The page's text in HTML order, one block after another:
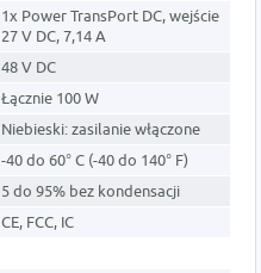
1x Power TransPort DC, wejście
27 V DC, 7,14 A
48 V DC
Łącznie 100 W
Niebieski: zasilanie włączone
-40 do 60° C (-40 do 140° F)
5 do 95% bez kondensacji
CE, FCC, IC